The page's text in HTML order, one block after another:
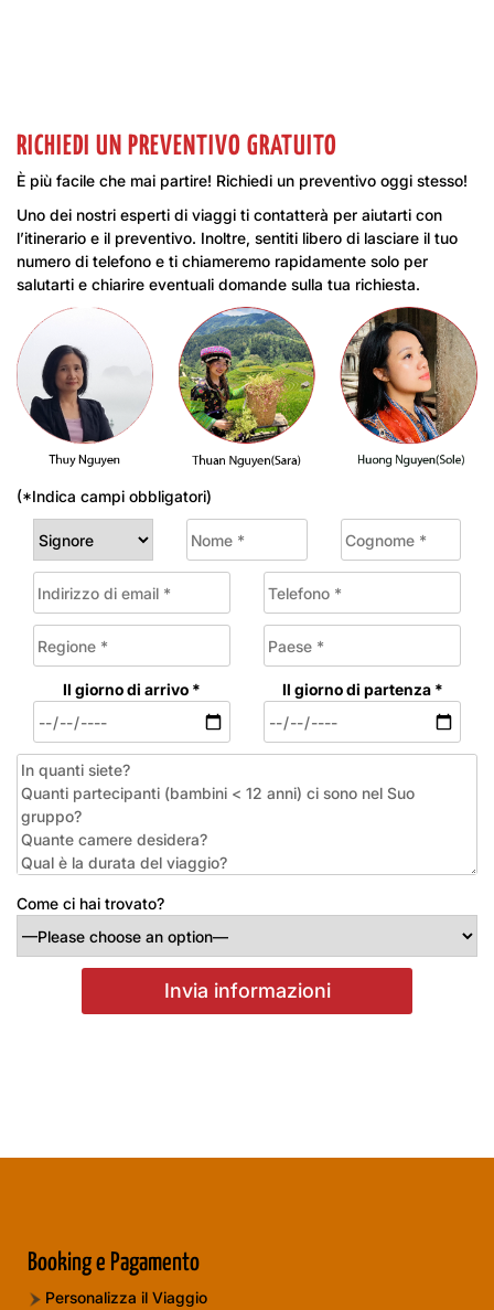
RICHIEDI UN PREVENTIVO GRATUITO
È più facile che mai partire! Richiedi un preventivo oggi stesso!
Uno dei nostri esperti di viaggi ti contatterà per aiutarti con
l’itinerario e il preventivo. Inoltre, sentiti libero di lasciare il tuo
numero di telefono e ti chiameremo rapidamente solo per
salutarti e chiarire eventuali domande sulla tua richiesta.
(*Indica campi obbligatori)
Il giorno di arrivo * Il giorno di partenza *
Come ci hai trovato?
Booking e Pagamento
Personalizza il Viaggio